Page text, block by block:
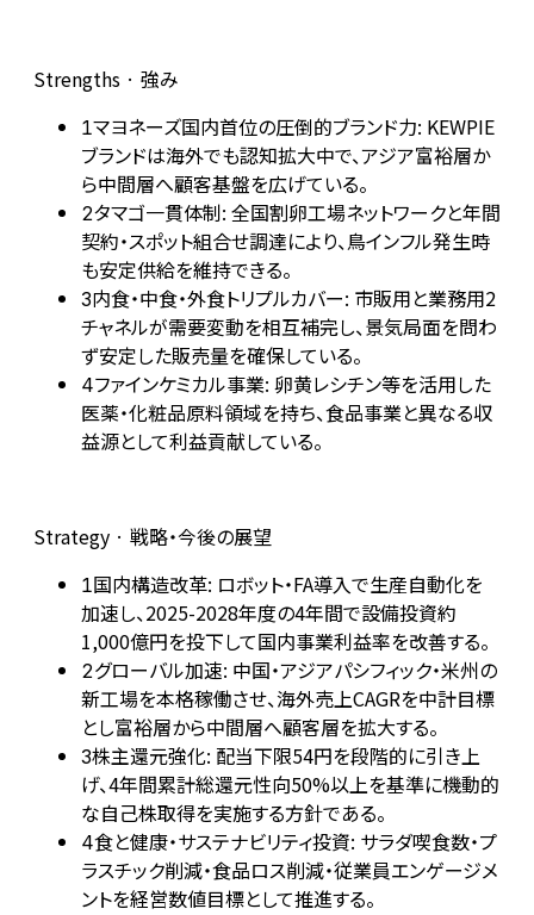
Strengths · 強み
1マヨネーズ国内首位の圧倒的ブランド力: KEWPIE
ブランドは海外でも認知拡大中で、アジア富裕層か
ら中間層へ顧客基盤を広げている。
2タマゴ一貫体制: 全国割卵工場ネットワークと年間
契約・スポット組合せ調達により、鳥インフル発生時
も安定供給を維持できる。
3内食・中食・外食トリプルカバー: 市販用と業務用2
チャネルが需要変動を相互補完し、景気局面を問わ
ず安定した販売量を確保している。
4ファインケミカル事業: 卵黄レシチン等を活用した
医薬・化粧品原料領域を持ち、食品事業と異なる収
益源として利益貢献している。
Strategy · 戦略・今後の展望
1国内構造改革: ロボット・FA導入で生産自動化を
加速し、2025-2028年度の4年間で設備投資約
1,000億円を投下して国内事業利益率を改善する。
2グローバル加速: 中国・アジアパシフィック・米州の
新工場を本格稼働させ、海外売上CAGRを中計目標
とし富裕層から中間層へ顧客層を拡大する。
3株主還元強化: 配当下限54円を段階的に引き上
げ、4年間累計総還元性向50%以上を基準に機動的
な自己株取得を実施する方針である。
4食と健康・サステナビリティ投資: サラダ喫食数・プ
ラスチック削減・食品ロス削減・従業員エンゲージメ
ントを経営数値目標として推進する。